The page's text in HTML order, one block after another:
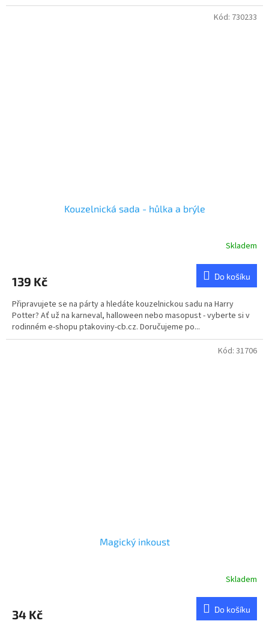
Kouzelnická sada - hůlka a brýle
Skladem
139 Kč Do košíku
Připravujete se na párty a hledáte kouzelnickou sadu na Harry
Potter? Ať už na karneval, halloween nebo masopust - vyberte si v
rodinném e-shopu ptakoviny-cb.cz. Doručujeme po...
Kód: 730233
Magický inkoust
Skladem
34 Kč Do košíku
Kód: 31706